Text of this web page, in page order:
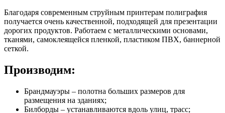
Благодаря современным струйным принтерам полиграфия
получается очень качественной, подходящей для презентации
дорогих продуктов. Работаем с металлическими основами,
тканями, самоклеящейся пленкой, пластиком ПВХ, баннерной
сеткой.
Производим:
Брандмауэры – полотна больших размеров для
размещения на зданиях;
Билборды – устанавливаются вдоль улиц, трасс;